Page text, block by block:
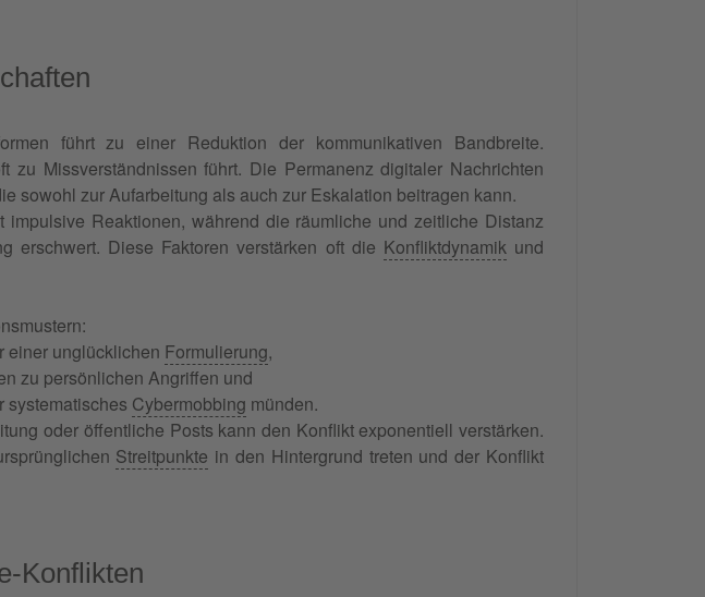
führt zu einer Reduktion der kommunikativen Bandbreite.
Missverständnissen führt. Die Permanenz digitaler Nachrichten
sowohl zur Aufarbeitung als auch zur Eskalation beitragen kann.
Reaktionen, während die räumliche und zeitliche Distanz
erschwert. Diese Faktoren verstärken oft die Konfliktdynamikund
einer unglücklichen Formulierung,
zu persönlichen Angriffen und
systematisches Cybermobbing münden.
oder öffentliche Posts kann den Konflikt exponentiell verstärken.
Streitpunkte in den Hintergrund treten und der Konflikt
Konflikten